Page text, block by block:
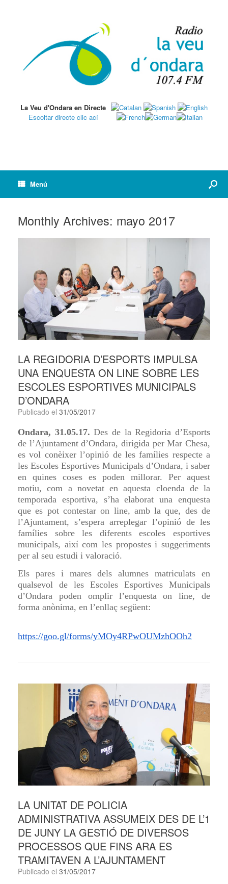
La Veu d'Ondara en Directe
Escoltar directe clic ací
Menú
Monthly Archives: mayo 2017
LA REGIDORIA D’ESPORTS IMPULSA
UNA ENQUESTA ON LINE SOBRE LES
ESCOLES ESPORTIVES MUNICIPALS
D’ONDARA
Publicado el 31/05/2017
Ondara, 31.05.17.Des de la Regidoria d’Esports
de l’Ajuntament d’Ondara, dirigida per Mar Chesa,
es vol conèixer l’opinió de les famílies respecte a
les Escoles Esportives Municipals d’Ondara, i saber
en quines coses es poden millorar. Per aquest
motiu, com a novetat en aquesta cloenda de la
temporada esportiva, s’ha elaborat una enquesta
que es pot contestar on line, amb la que, des de
l’Ajuntament, s’espera arreplegar l’opinió de les
famílies sobre les diferents escoles esportives
municipals, així com les propostes i suggeriments
per al seu estudi i valoració.
Els pares i mares dels alumnes matriculats en
qualsevol de les Escoles Esportives Municipals
d’Ondara poden omplir l’enquesta on line, de
forma anònima, en l’enllaç següent:
https://goo.gl/forms/yMOy4RPwOUMzhOOh2
LA UNITAT DE POLICIA
ADMINISTRATIVA ASSUMEIX DES DE L’1
DE JUNY LA GESTIÓ DE DIVERSOS
PROCESSOS QUE FINS ARA ES
TRAMITAVEN A L’AJUNTAMENT
Publicado el 31/05/2017